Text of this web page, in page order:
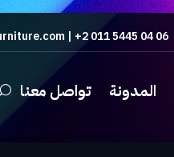
| +2 011 5445 04 06
المدونة تواصل معنا